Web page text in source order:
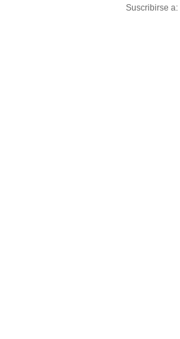
Suscribirse a: